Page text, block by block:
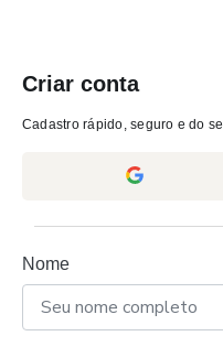
Criar conta
Cadastro rápido, seguro e do
Nome